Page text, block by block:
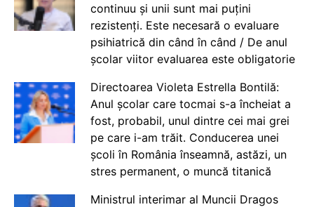
continuu și unii sunt mai puțini
rezistenți. Este necesară o evaluare
psihiatrică din când în când / De anul
școlar viitor evaluarea este obligatorie
Directoarea Violeta Estrella Bontilă:
Anul școlar care tocmai s-a încheiat a
fost, probabil, unul dintre cei mai grei
pe care i-am trăit. Conducerea unei
școli în România înseamnă, astăzi, un
stres permanent, o muncă titanică
Ministrul interimar al Muncii Dragos